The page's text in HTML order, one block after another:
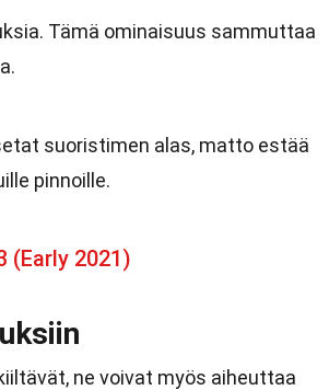
Tämä ominaisuus sammuttaa
suoristimen alas, matto estää
pinnoille.
(Early 2021)
ne voivat myös aiheuttaa